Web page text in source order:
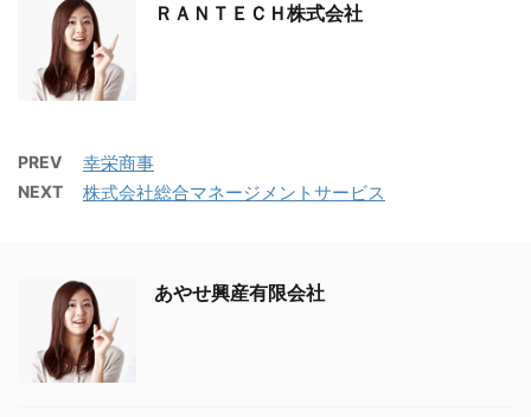
ＲＡＮＴＥＣＨ株式会社
PREV 幸栄商事
NEXT 株式会社総合マネージメントサービス
あやせ興産有限会社